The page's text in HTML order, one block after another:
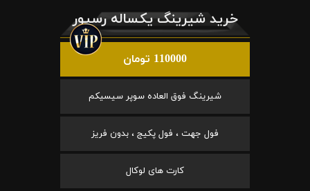
خرید شیرینگ یکساله رسیور
110000 تومان
شیرینگ فوق العاده سوپر سیسیکم
فول جهت ، فول پکیج ، بدون فریز
کارت های لوکال